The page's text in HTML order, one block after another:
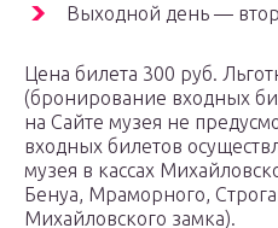
Выходной день —
Цена билета 300 руб.
(бронирование входных
на Сайте музея не
входных билетов
музея в кассах
Бенуа, Мраморного,
Михайловского замка).